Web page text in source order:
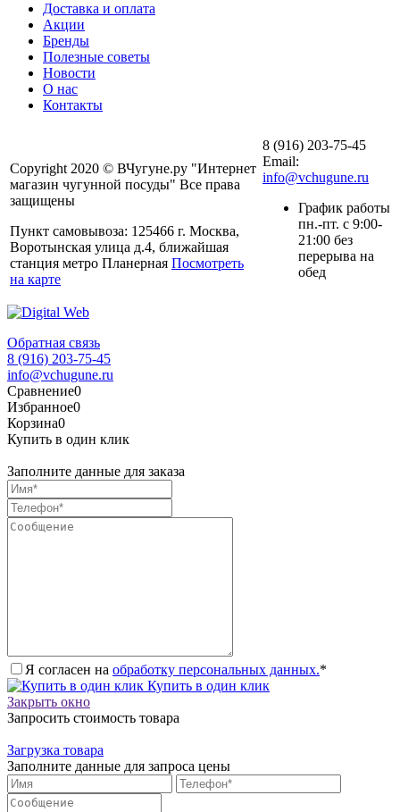
Доставка и оплата
Акции
Бренды
Полезные советы
Новости
О нас
Контакты
Copyright 2020 © ВЧугуне.ру "Интернет
магазин чугунной посуды" Все права
защищены
Пункт самовывоза: 125466 г. Москва,
Воротынская улица д.4, ближайшая
станция метро Планерная Посмотреть
на карте
8 (916) 203-75-45
Email:
info@vchugune.ru
График работы
пн.-пт. с 9:00-
21:00 без
перерыва на
обед
Обратная связь
8 (916) 203-75-45
info@vchugune.ru
Сравнение0
Избранное0
Корзина0
Купить в один клик
Заполните данные для заказа
Я согласен на обработку персональных данных.*
Купить в один клик
Закрыть окно
Запросить стоимость товара
Загрузка товара
Заполните данные для запроса цены